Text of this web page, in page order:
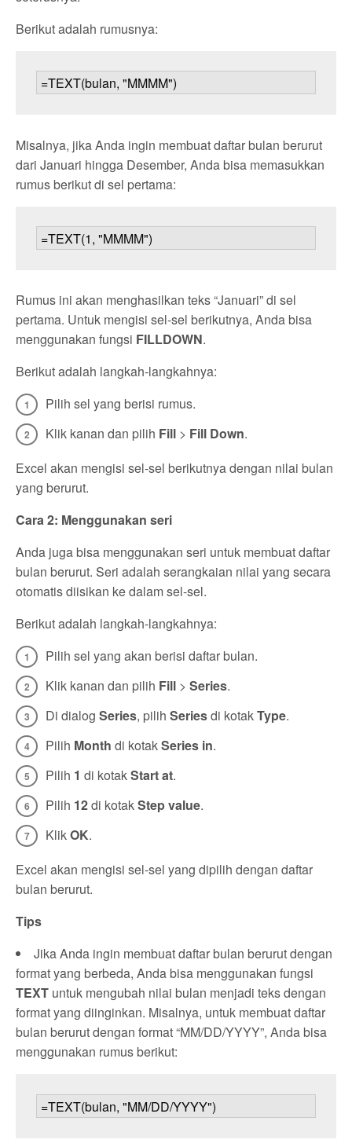
Berikut adalah rumusnya:
Misalnya, jika Anda ingin membuat daftar bulan berurut
dari Januari hingga Desember, Anda bisa memasukkan
rumus berikut di sel pertama:
Rumus ini akan menghasilkan teks “Januari” di sel
pertama. Untuk mengisi sel-sel berikutnya, Anda bisa
menggunakan fungsi FILLDOWN.
Berikut adalah langkah-langkahnya:
Pilih sel yang berisi rumus.
Klik kanan dan pilih Fill > Fill Down.
Excel akan mengisi sel-sel berikutnya dengan nilai bulan
yang berurut.
Cara 2: Menggunakan seri
Anda juga bisa menggunakan seri untuk membuat daftar
bulan berurut. Seri adalah serangkaian nilai yang secara
otomatis diisikan ke dalam sel-sel.
Berikut adalah langkah-langkahnya:
Pilih sel yang akan berisi daftar bulan.
Klik kanan dan pilih Fill > Series.
Di dialog Series, pilih Seriesdi kotakType.
Pilih Month di kotakSeries in.
Pilih 1 di kotakStart at.
Pilih 12di kotakStep value.
KlikOK.
Excel akan mengisi sel-sel yang dipilih dengan daftar
bulan berurut.
Tips
Jika Anda ingin membuat daftar bulan berurut dengan
format yang berbeda, Anda bisa menggunakan fungsi
TEXT untuk mengubah nilai bulan menjadi teks dengan
format yang diinginkan. Misalnya, untuk membuat daftar
bulan berurut dengan format “MM/DD/YYYY”, Anda bisa
menggunakan rumus berikut: